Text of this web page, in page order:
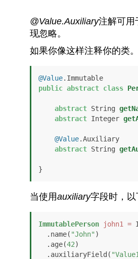
@Value.Auxiliary注解可用
现忽略。
如果你像这样注释你的类。
@Value
.Immutable
public abstract class
abstract String
abstract Integer
@Value.Auxiliary
abstract String
}
当使用auxiliary字段时，以
ImmutablePerson john1 =
  .name(
"John" )
  .age(
42)
  .auxiliaryField(